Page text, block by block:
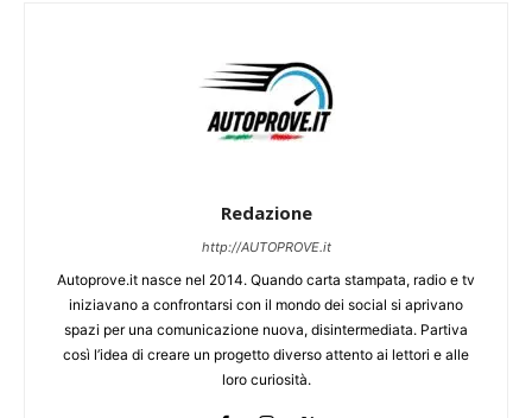
Redazione
http://AUTOPROVE.it
Autoprove.it nasce nel 2014. Quando carta stampata, radio e tv
iniziavano a confrontarsi con il mondo dei social si aprivano
spazi per una comunicazione nuova, disintermediata. Partiva
così l’idea di creare un progetto diverso attento ai lettori e alle
loro curiosità.